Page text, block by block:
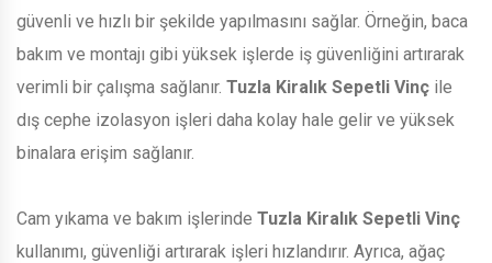
güvenli ve hızlı bir şekilde yapılmasını sağlar. Örneğin, baca
bakım ve montajı gibi yüksek işlerde iş güvenliğini artırarak
verimli bir çalışma sağlanır. Tuzla Kiralık Sepetli Vinç ile
dış cephe izolasyon işleri daha kolay hale gelir ve yüksek
binalara erişim sağlanır.
Cam yıkama ve bakım işlerinde Tuzla Kiralık Sepetli Vinç
kullanımı, güvenliği artırarak işleri hızlandırır. Ayrıca, ağaç